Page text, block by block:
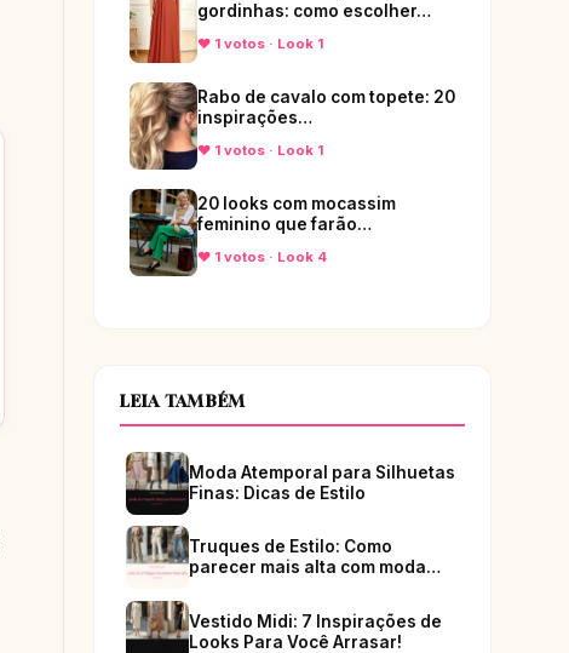
gordinhas: como escolher…
♥ 1 votos · Look 1
Rabo de cavalo com topete: 20
inspirações…
♥ 1 votos · Look 1
20 looks com mocassim
feminino que farão…
♥ 1 votos · Look 4
LEIA TAMBÉM
Moda Atemporal para Silhuetas
Finas: Dicas de Estilo
Truques de Estilo: Como
parecer mais alta com moda…
Vestido Midi: 7 Inspirações de
Looks Para Você Arrasar!